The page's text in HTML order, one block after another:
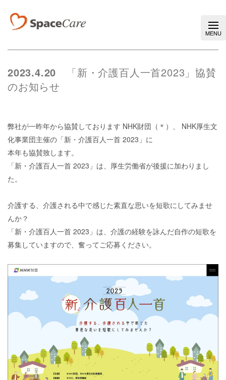
2023.4.20 「新・介護百人一首2023 」協賛
のお知らせ
弊社が一昨年から協賛しております NHK財団（＊）、 NHK厚生文
化事業団主催の「新・介護百人一首 2023 」に
本年も協賛致します。
「新・介護百人一首 2023 」は、厚生労働省が後援に加わりまし
た。
介護する、介護される中で感じた素直な思いを短歌にしてみませ
んか？
「新・介護百人一首 2023 」は、介護の経験を詠んだ自作の短歌を
募集していますので、奮ってご応募ください。